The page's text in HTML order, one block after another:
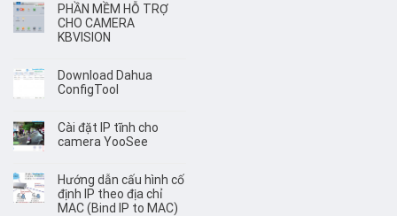
PHẦN MỀM HỖ TRỢ
CHO CAMERA
KBVISION
Download Dahua
ConfigTool
Cài đặt IP tĩnh cho
camera YooSee
Hướng dẫn cấu hình cố
định IP theo địa chỉ
MAC (Bind IP to MAC)